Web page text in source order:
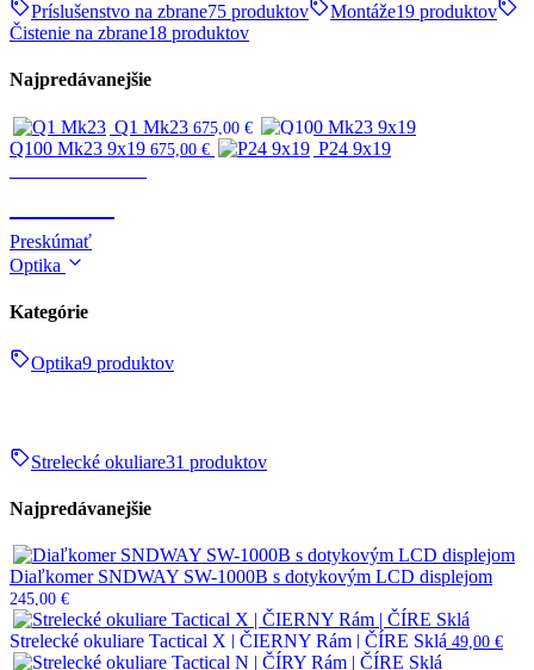
Príslušenstvo na zbrane75 produktov Montáže19 produktov
Čistenie na zbrane18 produktov
Najpredávanejšie
Q1 Mk23 675,00 €
Q100 Mk23 9x19 675,00 €
P24 9x19
Preskúmať
Optika
Kategórie
Optika9 produktov
Strelecké okuliare31 produktov
Najpredávanejšie
Diaľkomer SNDWAY SW-1000B s dotykovým LCD displejom
245,00 €
Strelecké okuliare Tactical X | ČIERNY Rám | ČÍRE Sklá 49,00 €